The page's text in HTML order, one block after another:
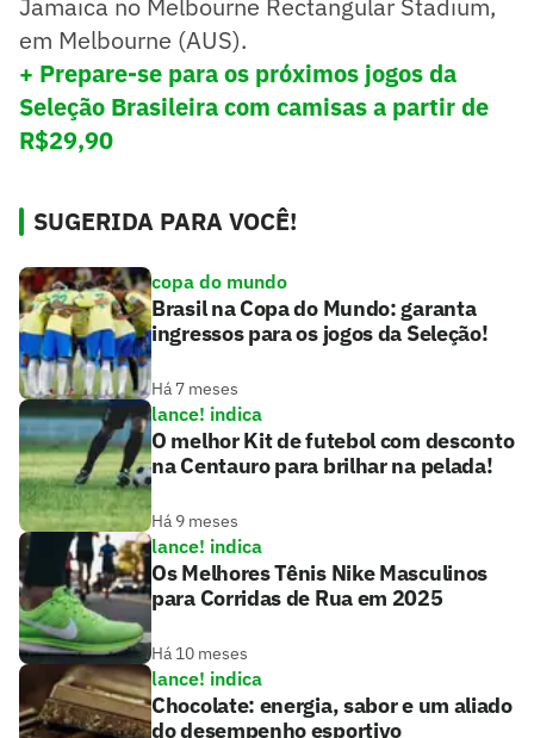
Jamaica no Melbourne Rectangular Stadium,
em Melbourne (AUS).
+ Prepare-se para os próximos jogos da
Seleção Brasileira com camisas a partir de
R$29,90
SUGERIDA PARA VOCÊ!
copa do mundo
Brasil na Copa do Mundo: garanta
ingressos para os jogos da Seleção!
Há 7 meses
lance! indica
O melhor Kit de futebol com desconto
na Centauro para brilhar na pelada!
Há 9 meses
lance! indica
Os Melhores Tênis Nike Masculinos
para Corridas de Rua em 2025
Há 10 meses
lance! indica
Chocolate: energia, sabor e um aliado
do desempenho esportivo